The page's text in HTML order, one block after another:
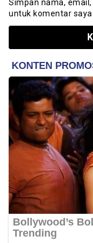
Simpan nama,
untuk komentar saya